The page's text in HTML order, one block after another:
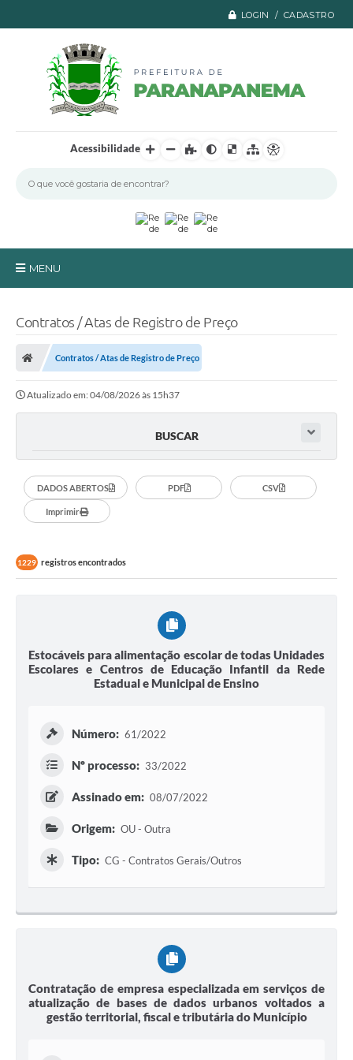
LOGIN / CADASTRO
Acessibilidade
MENU
Turismo
Transparência
Leis Municipais
Carta de Serviços
Transparência
Editais
Secretarias
A Nossa Cidade
Contratos / Atas de Registro de Preço
Contratos / Atas de Registro de Preço
Atualizado em: 04/08/2026 às 15h37
BUSCAR
DADOS ABERTOS PDF CSV
Imprimir
1229 registros encontrados
Estocáveis para alimentação escolar de todas Unidades
Escolares e Centros de Educação Infantil da Rede
Estadual e Municipal de Ensino
Número: 61/2022
Nº processo: 33/2022
Assinado em: 08/07/2022
Origem: OU - Outra
Tipo: CG - Contratos Gerais/Outros
Contratação de empresa especializada em serviços de
atualização de bases de dados urbanos voltados a
gestão territorial, fiscal e tributária do Município